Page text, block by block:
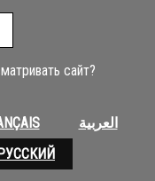
сайт?
العربية